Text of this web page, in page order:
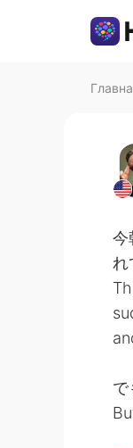
今
れ
で